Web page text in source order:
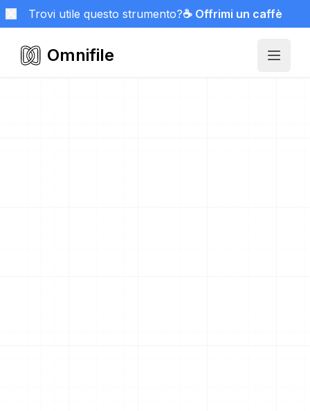
Trovi utile questo strumento?☕ Offrimi un caffè
Omnifile